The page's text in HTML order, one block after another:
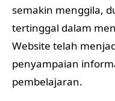
semakin menggila,
tertinggal dalam
Website telah
penyampaian
pembelajaran.